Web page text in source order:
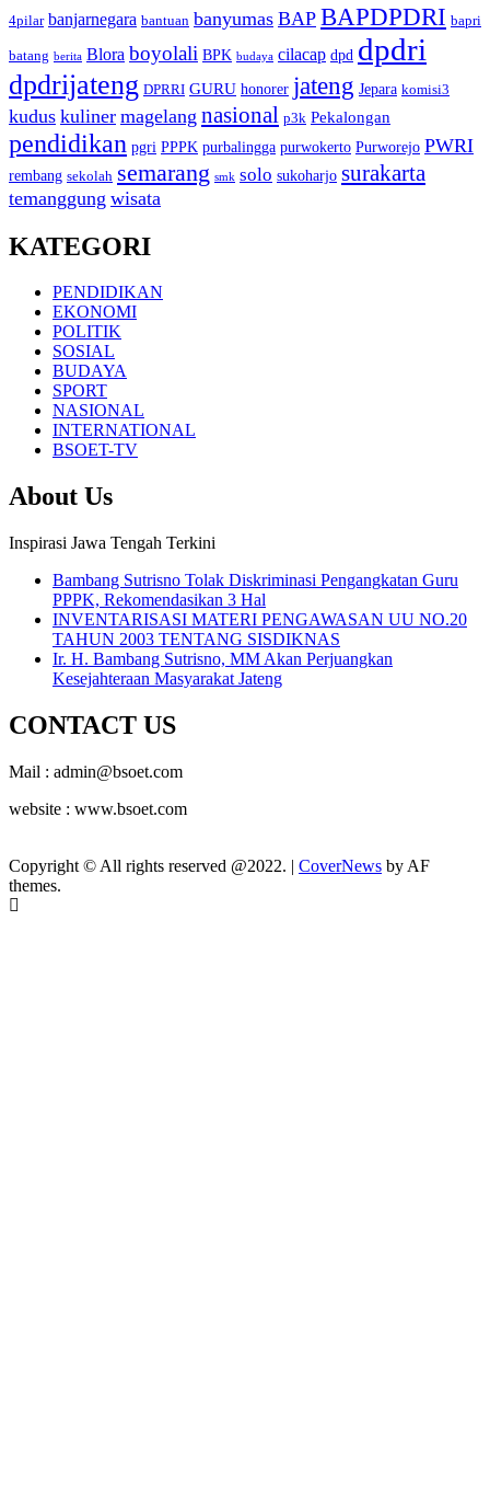
4pilar banjarnegara bantuan banyumas BAP BAPDPDRI bapri
batang berita Blora boyolali BPK budaya cilacap dpd dpdri
dpdrijateng DPRRI GURU honorer jateng Jepara komisi3
kudus kuliner magelang nasional p3k Pekalongan
pendidikan pgri PPPK purbalingga purwokerto Purworejo PWRI
rembang sekolah semarang smk solo sukoharjo surakarta
temanggung wisata
KATEGORI
PENDIDIKAN
EKONOMI
POLITIK
SOSIAL
BUDAYA
SPORT
NASIONAL
INTERNATIONAL
BSOET-TV
About Us
Inspirasi Jawa Tengah Terkini
Bambang Sutrisno Tolak Diskriminasi Pengangkatan Guru
PPPK, Rekomendasikan 3 Hal
INVENTARISASI MATERI PENGAWASAN UU NO.20
TAHUN 2003 TENTANG SISDIKNAS
Ir. H. Bambang Sutrisno, MM Akan Perjuangkan
Kesejahteraan Masyarakat Jateng
CONTACT US
Mail : admin@bsoet.com
website : www.bsoet.com
Copyright © All rights reserved @2022. | CoverNews by AF
themes.